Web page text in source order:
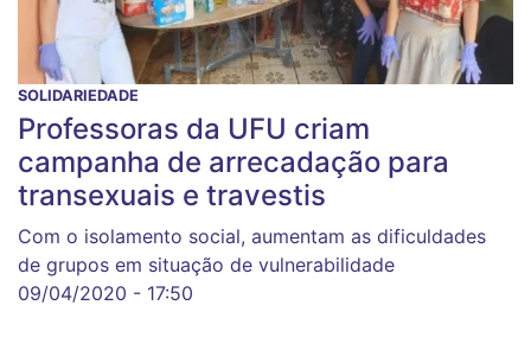
SOLIDARIEDADE
Professoras da UFU criam
campanha de arrecadação para
transexuais e travestis
Com o isolamento social, aumentam as dificuldades
de grupos em situação de vulnerabilidade
09/04/2020 - 17:50